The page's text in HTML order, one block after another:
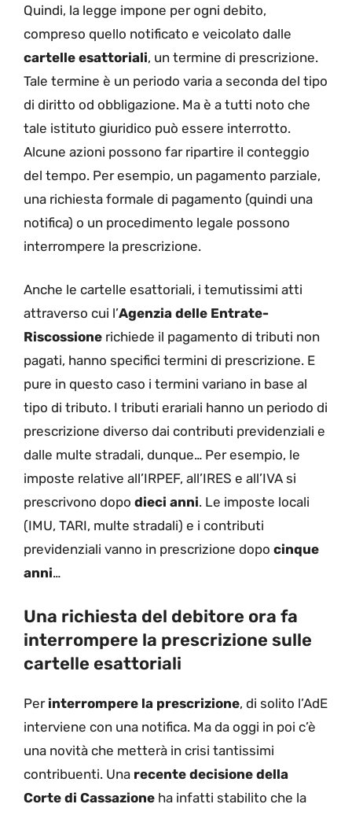
Quindi, la legge impone per ogni debito,
compreso quello notificato e veicolato dalle
cartelle esattoriali, un termine di prescrizione.
Tale termine è un periodo varia a seconda del tipo
di diritto od obbligazione. Ma è a tutti noto che
tale istituto giuridico può essere interrotto.
Alcune azioni possono far ripartire il conteggio
del tempo. Per esempio, un pagamento parziale,
una richiesta formale di pagamento (quindi una
notifica) o un procedimento legale possono
interrompere la prescrizione.
Anche le cartelle esattoriali, i temutissimi atti
attraverso cui l’Agenzia delle Entrate-
Riscossione richiede il pagamento di tributi non
pagati, hanno specifici termini di prescrizione. E
pure in questo caso i termini variano in base al
tipo di tributo. I tributi erariali hanno un periodo di
prescrizione diverso dai contributi previdenziali e
dalle multe stradali, dunque… Per esempio, le
imposte relative all’IRPEF, all’IRES e all’IVA si
prescrivono dopo dieci anni. Le imposte locali
(IMU, TARI, multe stradali) e i contributi
previdenziali vanno in prescrizione dopo cinque
anni…
Una richiesta del debitore ora fa
interrompere la prescrizione sulle
cartelle esattoriali
Per interrompere la prescrizione, di solito l’AdE
interviene con una notifica. Ma da oggi in poi c’è
una novità che metterà in crisi tantissimi
contribuenti. Una recente decisione della
Corte di Cassazione ha infatti stabilito che la